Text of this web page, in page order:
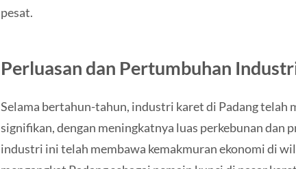
pesat.
Perluasan dan Pertumbuhan
Selama bertahun-tahun, industri karet di Padang telah
signifikan, dengan meningkatnya luas perkebunan dan
industri ini telah membawa kemakmuran ekonomi di